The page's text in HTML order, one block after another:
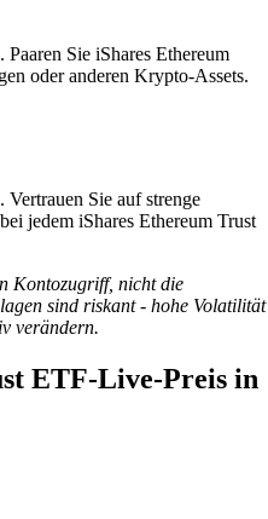
Sie iShares Ethereum
oder anderen Krypto-Assets.
Sie auf strenge
jedem iShares Ethereum Trust
Kontozugriff, nicht die
sind riskant - hohe Volatilität
verändern.
ETF-Live-Preis in